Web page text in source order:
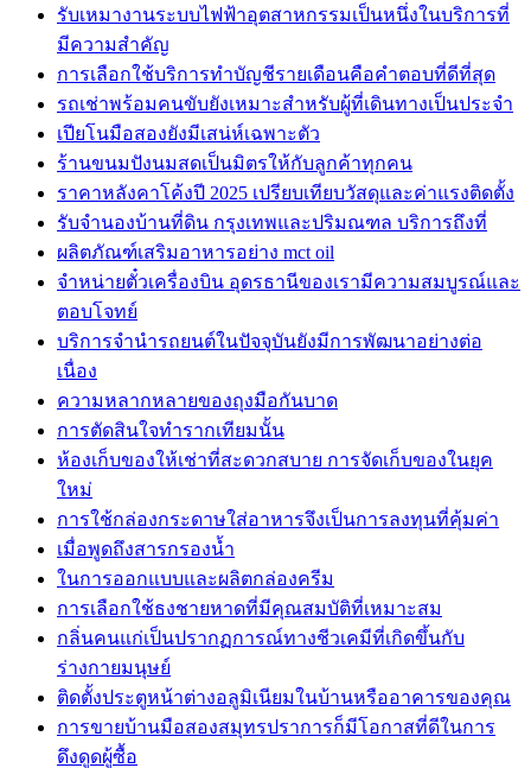
รับเหมางานระบบไฟฟ้าอุตสาหกรรมเป็นหนึ่งในบริการที่
มีความสำคัญ
การเลือกใช้บริการทำบัญชีรายเดือนคือคำตอบที่ดีที่สุด
รถเช่าพร้อมคนขับยังเหมาะสำหรับผู้ที่เดินทางเป็นประจำ
เปียโนมือสองยังมีเสน่ห์เฉพาะตัว
ร้านขนมปังนมสดเป็นมิตรให้กับลูกค้าทุกคน
ราคาหลังคาโค้งปี 2025 เปรียบเทียบวัสดุและค่าแรงติดตั้ง
รับจำนองบ้านที่ดิน กรุงเทพและปริมณฑล บริการถึงที่
ผลิตภัณฑ์เสริมอาหารอย่าง mct oil
จำหน่ายตั๋วเครื่องบิน อุดรธานีของเรามีความสมบูรณ์และ
ตอบโจทย์
บริการจำนำรถยนต์ในปัจจุบันยังมีการพัฒนาอย่างต่อ
เนื่อง
ความหลากหลายของถุงมือกันบาด
การตัดสินใจทำรากเทียมนั้น
ห้องเก็บของให้เช่าที่สะดวกสบาย การจัดเก็บของในยุค
ใหม่
การใช้กล่องกระดาษใส่อาหารจึงเป็นการลงทุนที่คุ้มค่า
เมื่อพูดถึงสารกรองน้ำ
ในการออกแบบและผลิตกล่องครีม
การเลือกใช้ธงชายหาดที่มีคุณสมบัติที่เหมาะสม
กลิ่นคนแก่เป็นปรากฏการณ์ทางชีวเคมีที่เกิดขึ้นกับ
ร่างกายมนุษย์
ติดตั้งประตูหน้าต่างอลูมิเนียมในบ้านหรืออาคารของคุณ
การขายบ้านมือสองสมุทรปราการก็มีโอกาสที่ดีในการ
ดึงดูดผู้ซื้อ